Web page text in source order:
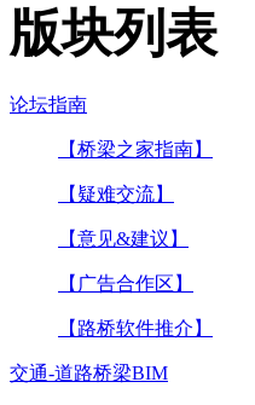
版块列表
论坛指南
【桥梁之家指南】
【疑难交流】
【意见&建议】
【广告合作区】
【路桥软件推介】
交通-道路桥梁BIM